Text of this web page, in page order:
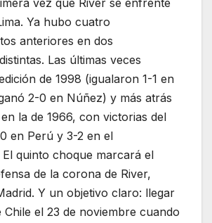
vez que River se enfrente
Ya hubo cuatro
anteriores en dos
Las últimas veces
de 1998 (igualaron 1-1 en
2-0 en Núñez) y más atrás
la de 1966, con victorias del
en Perú y 3-2 en el
quinto choque marcará el
de la corona de River,
Y un objetivo claro: llegar
Chile el 23 de noviembre cuando